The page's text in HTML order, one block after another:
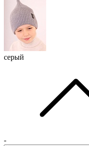
серый
-